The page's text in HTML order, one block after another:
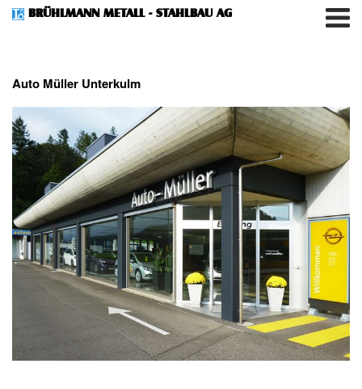
BRÜHLMANN METALL - STAHLBAU AG
Auto Müller Unterkulm